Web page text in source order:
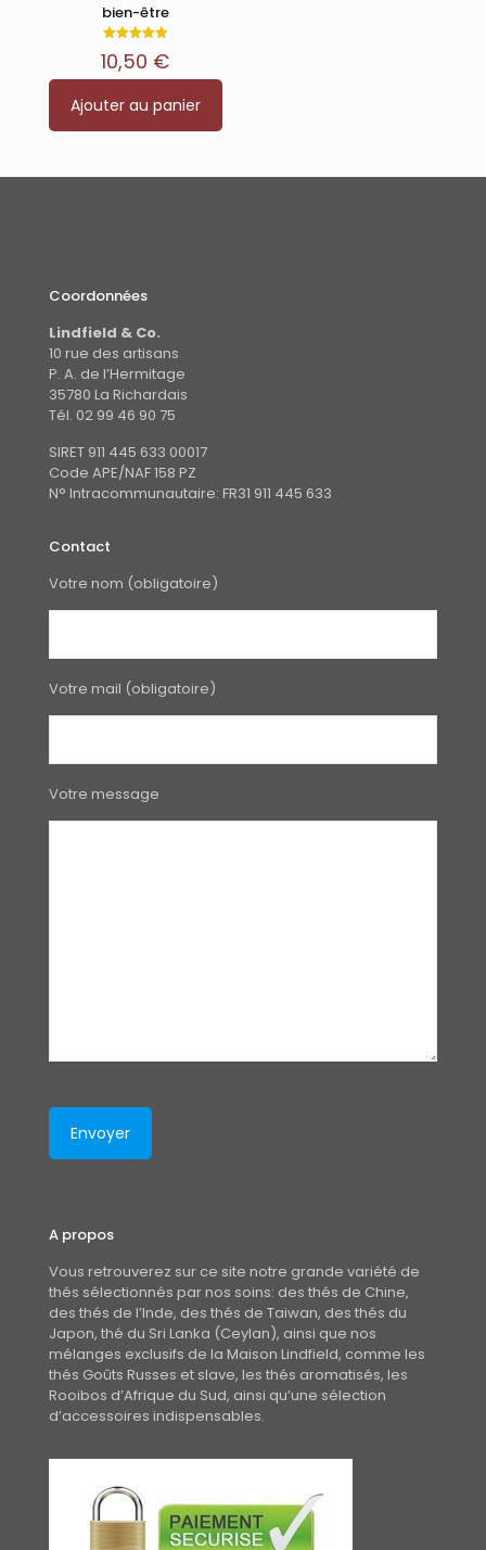
bien-être
4.92
sur 5
10,50 €
Ajouter au panier
Coordonnées
Lindfield & Co.
10 rue des artisans
P. A. de l’Hermitage
35780 La Richardais
Tél. 02 99 46 90 75
SIRET 911 445 633 00017
Code APE/NAF 158 PZ
N° Intracommunautaire: FR31 911 445 633
Contact
Votre nom (obligatoire)
Votre mail (obligatoire)
Votre message
A propos
Vous retrouverez sur ce site notre grande variété de
thés sélectionnés par nos soins: des thés de Chine,
des thés de l’Inde, des thés de Taiwan, des thés du
Japon, thé du Sri Lanka (Ceylan), ainsi que nos
mélanges exclusifs de la Maison Lindfield, comme les
thés Goûts Russes et slave, les thés aromatisés, les
Rooibos d’Afrique du Sud, ainsi qu’une sélection
d’accessoires indispensables.